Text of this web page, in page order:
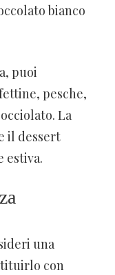
bianco
puoi
pesche,
La
il dessert
estiva.
una
con